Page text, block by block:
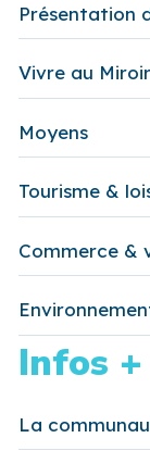
Présentation
Vivre au Miroir
Moyens
Tourisme &
Commerce &
Infos +
La